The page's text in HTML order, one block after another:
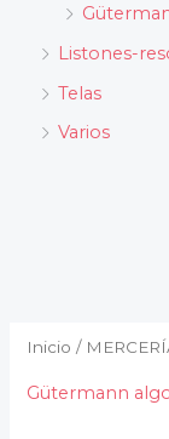
Listones-
Telas
Varios
Inicio /
Gütermann